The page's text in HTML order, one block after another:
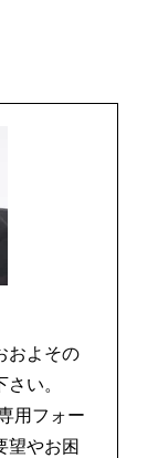
およその
い。
用フォー
望やお困